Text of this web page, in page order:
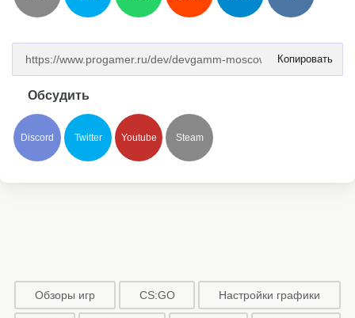
Копировать
Обсудить
Discord Twitter Youtube Steam
Обзоры игр CS:GO Настройки графики